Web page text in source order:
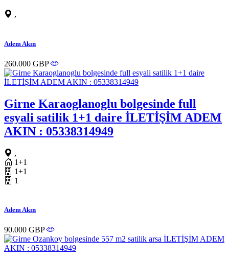
,
Adem Akın
260.000 GBP
Girne Karaoglanoglu bolgesinde full
esyali satilik 1+1 daire İLETİŞİM ADEM
AKIN : 05338314949
,
1+1
1+1
1
Adem Akın
90.000 GBP